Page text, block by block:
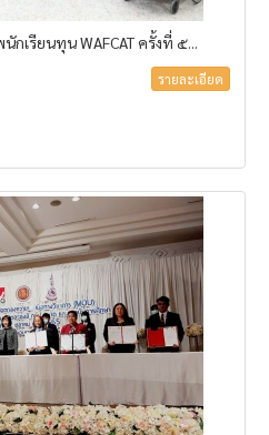
กเรียนทุน WAFCAT ครั้งที่ ๕...
รายละเอียด